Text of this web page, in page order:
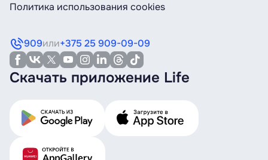
Политика использования cookies
909или+375 25 909-09-09
Скачать приложение Life